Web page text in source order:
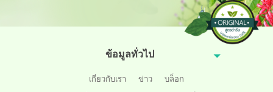
ข้อมูลทั่วไป
เกี่ยวกับเรา ข่าว
บล็อก